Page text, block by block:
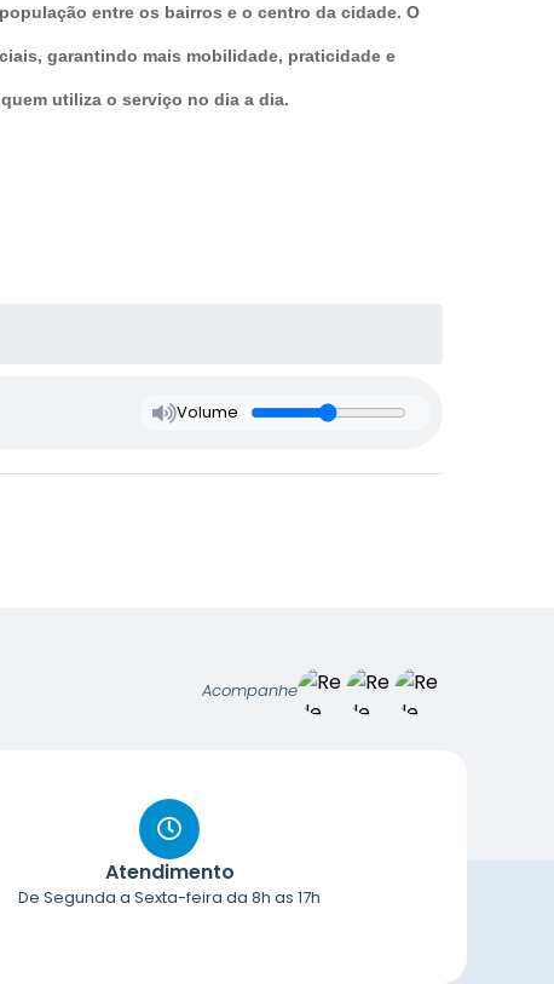
entre os bairros e o centro da cidade. O
garantindo mais mobilidade, praticidade e
utiliza o serviço no dia a dia.
Volume
Acompanhe
Atendimento
De Segunda a Sexta-feira da 8h as 17h